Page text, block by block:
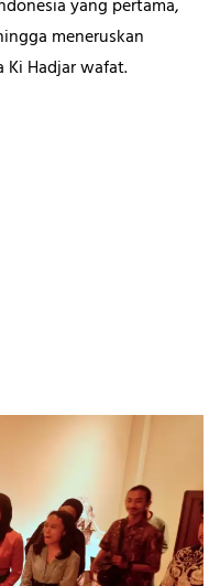
yang pertama,
meneruskan
Ki Hadjar wafat.